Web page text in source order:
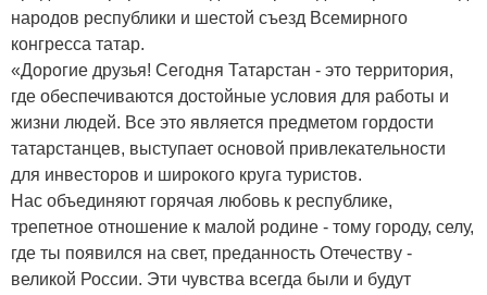
народов республики и шестой съезд Всемирного
конгресса татар.
«Дорогие друзья! Сегодня Татарстан - это территория,
где обеспечиваются достойные условия для работы и
жизни людей. Все это является предметом гордости
татарстанцев, выступает основой привлекательности
для инвесторов и широкого круга туристов.
Нас объединяют горячая любовь к республике,
трепетное отношение к малой родине - тому городу, селу,
где ты появился на свет, преданность Отечеству -
великой России. Эти чувства всегда были и будут